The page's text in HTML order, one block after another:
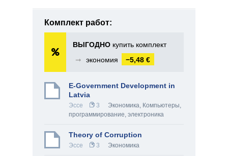
Комплект работ:
ВЫГОДНО купить комплект
➞
экономия −5,48 €
E-Government Development in
Latvia
Эссе 3 Экономика, Компьютеры,
программирование, электроника
Theory of Corruption
Эссе 3 Экономика